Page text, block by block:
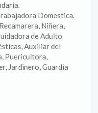
Domestica.
Niñera,
de Adulto
Auxiliar del
Puericultora,
Jardinero, Guardia